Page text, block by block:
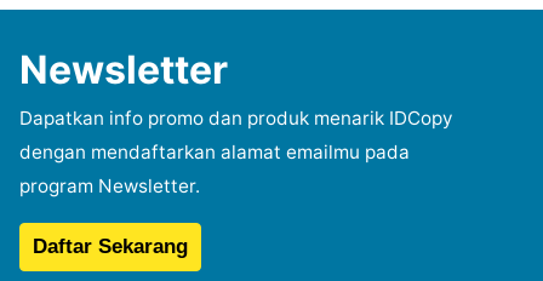
Newsletter
Dapatkan info promo dan produk menarik IDCopy
dengan mendaftarkan alamat emailmu pada
program Newsletter.